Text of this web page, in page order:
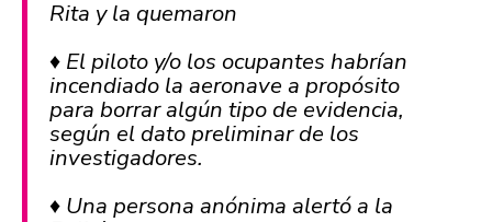
Rita y la quemaron
♦️ El piloto y/o los ocupantes habrían
incendiado la aeronave a propósito
para borrar algún tipo de evidencia,
según el dato preliminar de los
investigadores.
♦️ Una persona anónima alertó a la